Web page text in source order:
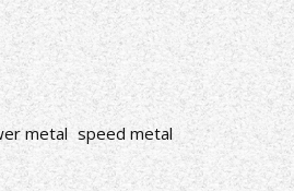
metal speed metal